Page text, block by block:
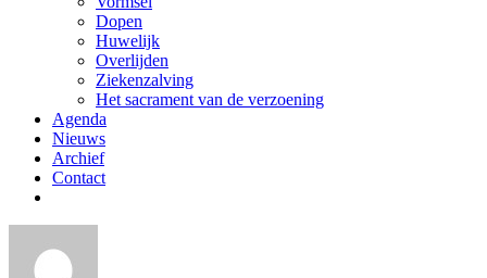
Dopen
Huwelijk
Overlijden
Ziekenzalving
Het sacrament van de verzoening
Agenda
Nieuws
Archief
Contact